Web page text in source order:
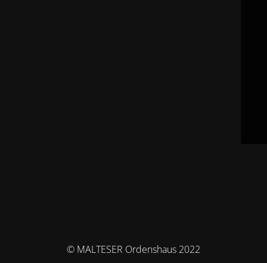
© MALTESER Ordenshaus 2022